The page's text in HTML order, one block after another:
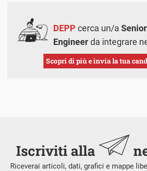
DEPP cerca un/a
Engineerda integrare
Scopri di più e invia la tua
Iscriviti alla
Riceverai articoli, dati, grafici e mappe